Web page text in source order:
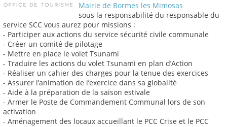
Mairie de Bormes les Mimosas
sous la responsabilité du responsable du
service SCC vous aurez pour missions :
- Participer aux actions du service sécurité civile communale
- Créer un comité de pilotage
- Mettre en place le volet Tsunami
- Traduire les actions du volet Tsunami en plan d’Action
- Réaliser un cahier des charges pour la tenue des exercices
- Assurer l’animation de l’exercice dans sa globalité
- Aide à la préparation de la saison estivale
- Armer le Poste de Commandement Communal lors de son
activation
- Aménagement des locaux accueillant le PCC Crise et le PCC